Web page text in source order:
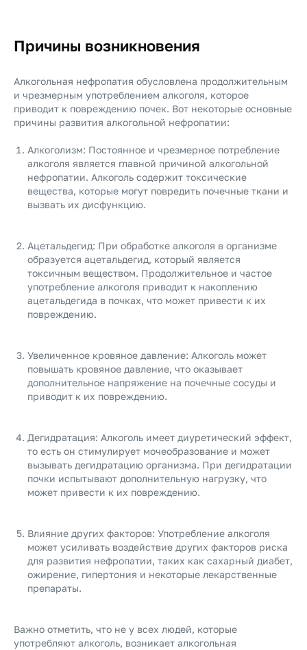
Причины возникновения
Алкогольная нефропатия обусловлена продолжительным
и чрезмерным употреблением алкоголя, которое
приводит к повреждению почек. Вот некоторые основные
причины развития алкогольной нефропатии:
Алкоголизм: Постоянное и чрезмерное потребление
алкоголя является главной причиной алкогольной
нефропатии. Алкоголь содержит токсические
вещества, которые могут повредить почечные ткани и
вызвать их дисфункцию.
Ацетальдегид: При обработке алкоголя в организме
образуется ацетальдегид, который является
токсичным веществом. Продолжительное и частое
употребление алкоголя приводит к накоплению
ацетальдегида в почках, что может привести к их
повреждению.
Увеличенное кровяное давление: Алкоголь может
повышать кровяное давление, что оказывает
дополнительное напряжение на почечные сосуды и
приводит к их повреждению.
Дегидратация: Алкоголь имеет диуретический эффект,
то есть он стимулирует мочеобразование и может
вызывать дегидратацию организма. При дегидратации
почки испытывают дополнительную нагрузку, что
может привести к их повреждению.
Влияние других факторов: Употребление алкоголя
может усиливать воздействие других факторов риска
для развития нефропатии, таких как сахарный диабет,
ожирение, гипертония и некоторые лекарственные
препараты.
Важно отметить, что не у всех людей, которые
употребляют алкоголь, возникает алкогольная